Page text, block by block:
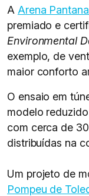
A Arena
premiado e
Environmental
exemplo, de
maior conforto
O ensaio em
modelo
com cerca de
distribuídas na
Um projeto de
Pompeu de